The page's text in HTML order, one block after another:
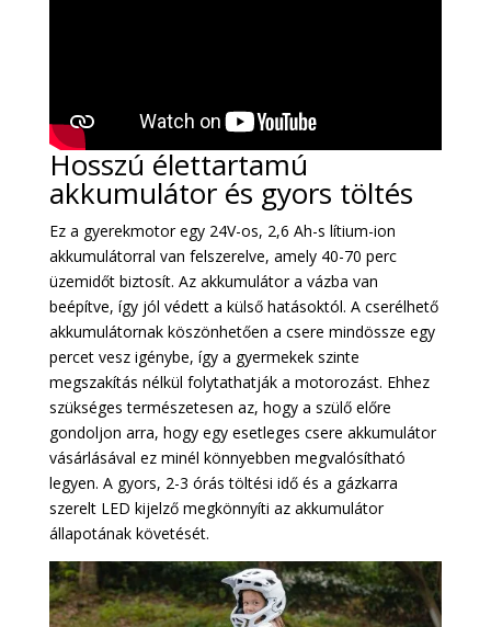
Hosszú élettartamú
akkumulátor és gyors töltés
Ez a gyerekmotor egy 24V-os, 2,6 Ah-s lítium-ion
akkumulátorral van felszerelve, amely 40-70 perc
üzemidőt biztosít. Az akkumulátor a vázba van
beépítve, így jól védett a külső hatásoktól. A cserélhető
akkumulátornak köszönhetően a csere mindössze egy
percet vesz igénybe, így a gyermekek szinte
megszakítás nélkül folytathatják a motorozást. Ehhez
szükséges természetesen az, hogy a szülő előre
gondoljon arra, hogy egy esetleges csere akkumulátor
vásárlásával ez minél könnyebben megvalósítható
legyen. A gyors, 2-3 órás töltési idő és a gázkarra
szerelt LED kijelző megkönnyíti az akkumulátor
állapotának követését.